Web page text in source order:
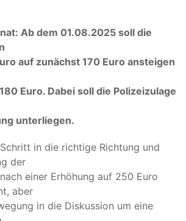
Ab dem 01.08.2025 soll die
auf zunächst 170 Euro ansteigen
Euro. Dabei soll die Polizeizulage
unterliegen.
in die richtige Richtung und
der
einer Erhöhung auf 250 Euro
aber
in die Diskussion um eine